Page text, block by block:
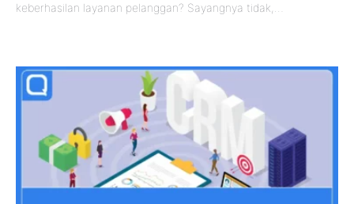
keberhasilan layanan pelanggan? Sayangnya tidak,…